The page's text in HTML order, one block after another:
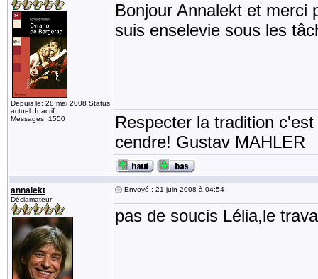
Depuis le: 28 mai 2008 Status
actuel: Inactif
Messages: 1550
Bonjour Annalekt et merci
suis enselevie sous les
Respecter la tradition
cendre! Gustav MAHLER
annalekt
Déclamateur
Envoyé : 21 juin 2008 à 04:54
pas de soucis Lélia,le